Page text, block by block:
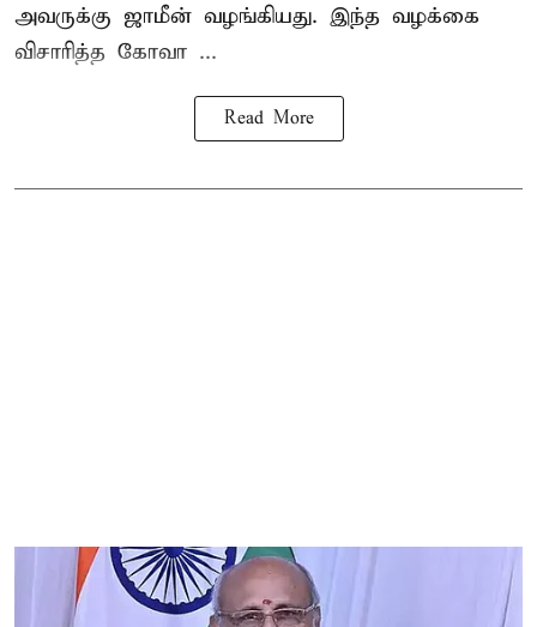
அவருக்கு ஜாமீன் வழங்கியது. இந்த வழக்கை
விசாரித்த கோவா ...
Read More